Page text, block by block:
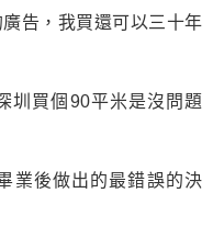
告，我買還可以三十年
圳買個90平米是沒問題
業後做出的最錯誤的決